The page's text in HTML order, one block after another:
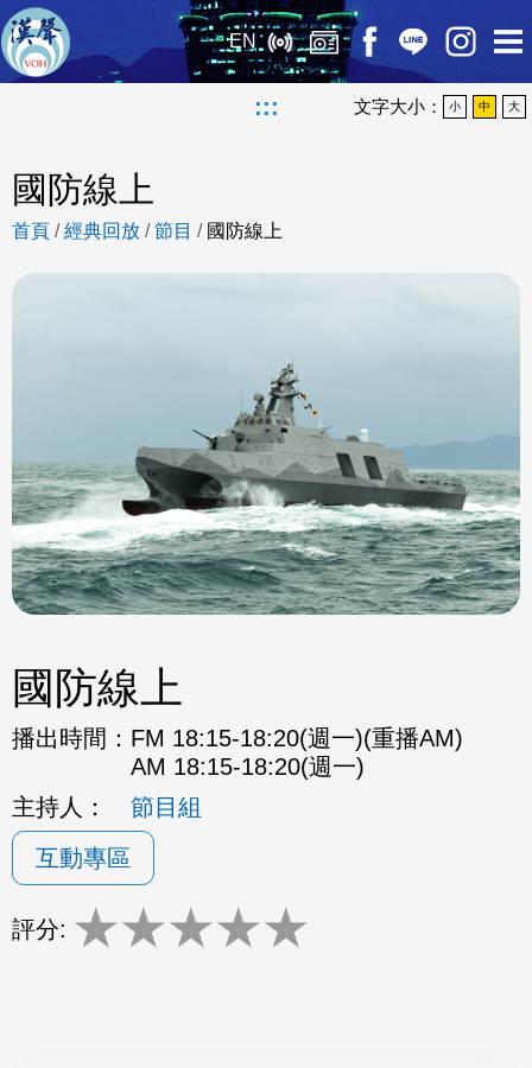
EN
::: 文字大小： 小 中 大
國防線上
首頁 /經典回放 /節目 / 國防線上
國防線上
播出時間： FM 18:15-18:20(週一)(重播AM)
AM 18:15-18:20(週一)
主持人：
節目組
互動專區
評分: ★★★★★